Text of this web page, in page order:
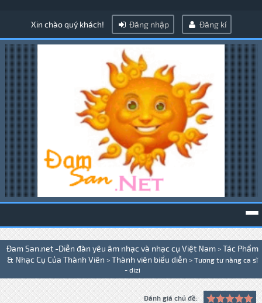
Xin chào quý khách! Đăng nhập Đăng kí
Đam San.net -Diễn đàn yêu âm nhạc và nhạc cụ Việt Nam > Tác Phẩm
& Nhạc Cụ Của Thành Viên > Thành viên biểu diễn > Tương tư nàng ca sĩ
- dizi
Đánh giá chủ đề: